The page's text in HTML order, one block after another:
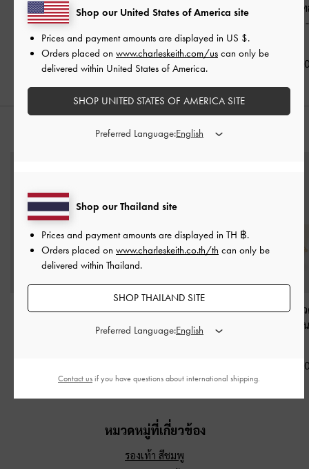
แพลตฟอร์มผ้าซาติน
ดีเทลสายคาดเท้ารุ่น
Lindon-สีชมพู
฿2,790.00
ซาตินรุ่น Sadira -
สีชมพู
฿2,390.00
เจนประดับดีเ
กุหลาบรุ่น Kelis
฿2,590.00
สไตล์ลุคด้วย
กระเป๋าสตางค์ลายควิลท์
สีซอฟต์พิงค์
กระเป๋าทรงถังลวดลายค
วิลท์ประดับโซ่รุ่น Duo
สีซอฟต์พิงค์
กระเป๋าทรงถังล
วิลท์ประดับโซ่รุ่
฿2,590.00
หมวดหมู่ที่เกี่ยวข้อง
รองเท้า สีชมพู
Shop our Thailand site
Prices and payment amounts are displayed in TH ฿.
Orders placed on www.charleskeith.co.th/th can only be
delivered within Thailand.
SHOP THAILAND SITE
Preferred Language:
Shop our United States of America site
Prices and payment amounts are displayed in US $.
Orders placed on www.charleskeith.com/us can only be
delivered within United States of America.
SHOP UNITED STATES OF AMERICA SITE
Preferred Language:
Contact us if you have questions about international shipping.